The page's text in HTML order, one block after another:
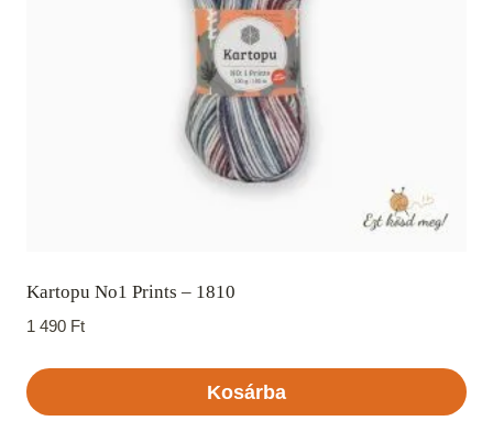
Kartopu No1 Prints – 1810
1 490 Ft
Kosárba